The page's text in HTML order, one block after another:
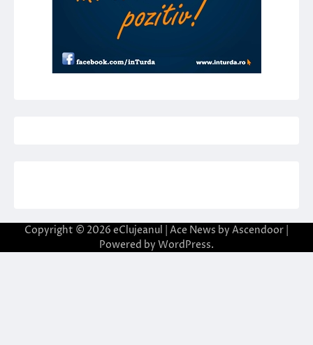
Copyright © 2026 eClujeanul | Ace News by Ascendoor
Powered by WordPress.